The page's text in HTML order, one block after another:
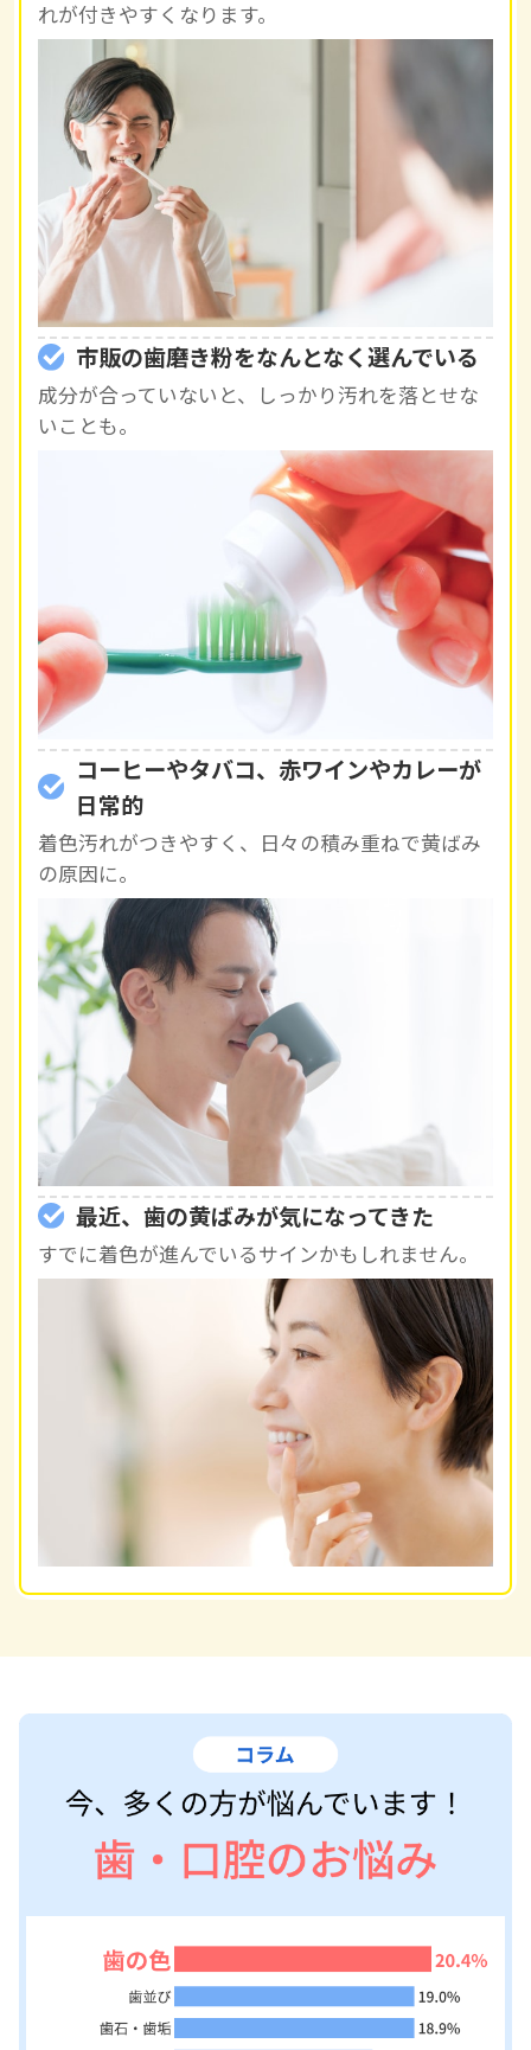
れが付きやすくなります。
市販の歯磨き粉をなんとなく選んでいる
成分が合っていないと、しっかり汚れを落とせな
いことも。
コーヒーやタバコ、赤ワインやカレーが
日常的
着色汚れがつきやすく、日々の積み重ねで黄ばみ
の原因に。
最近、歯の黄ばみが気になってきた
すでに着色が進んでいるサインかもしれません。